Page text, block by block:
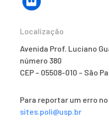
Localização
Avenida Prof. Luciano
número 380
CEP – 05508-010 – São
Para reportar um erro
sites.poli@usp.br